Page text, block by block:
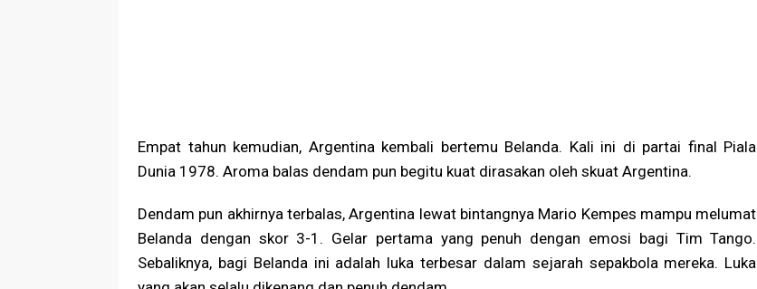
Empat tahun kemudian, Argentina kembali bertemu Belanda. Kali ini di partai final Piala
Dunia 1978. Aroma balas dendam pun begitu kuat dirasakan oleh skuat Argentina.
Dendam pun akhirnya terbalas, Argentina lewat bintangnya Mario Kempes mampu melumat
Belanda dengan skor 3-1. Gelar pertama yang penuh dengan emosi bagi Tim Tango.
Sebaliknya, bagi Belanda ini adalah luka terbesar dalam sejarah sepakbola mereka. Luka